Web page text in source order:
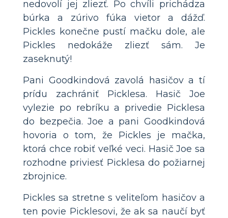
nedovolí jej zliezť. Po chvíli prichádza
búrka a zúrivo fúka vietor a dážď.
Pickles konečne pustí mačku dole, ale
Pickles nedokáže zliezť sám. Je
zaseknutý!
Pani Goodkindová zavolá hasičov a tí
prídu zachrániť Picklesa. Hasič Joe
vylezie po rebríku a privedie Picklesa
do bezpečia. Joe a pani Goodkindová
hovoria o tom, že Pickles je mačka,
ktorá chce robiť veľké veci. Hasič Joe sa
rozhodne priviesť Picklesa do požiarnej
zbrojnice.
Pickles sa stretne s veliteľom hasičov a
ten povie Picklesovi, že ak sa naučí byť